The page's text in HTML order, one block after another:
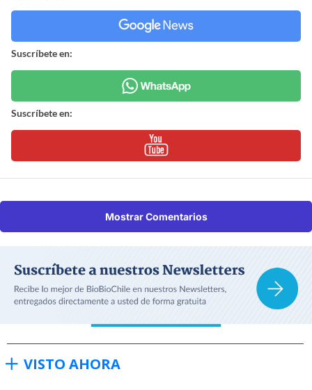
Suscríbete en:
Suscríbete en:
Mostrar Comentarios
VISTO AHORA